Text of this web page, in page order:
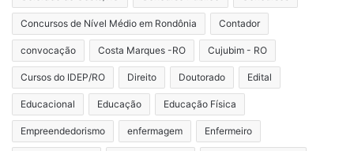
Concursos de Nível Médio em Rondônia Contador
convocação Costa Marques -RO Cujubim - RO
Cursos do IDEP/RO Direito Doutorado Edital
Educacional Educação Educação Física
Empreendedorismo enfermagem Enfermeiro